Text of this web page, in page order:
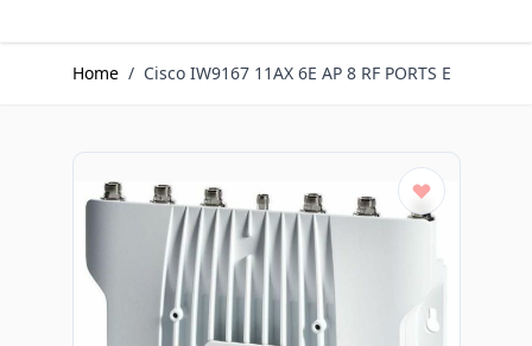
Home / Cisco IW9167 11AX 6E AP 8 RF PORTS E